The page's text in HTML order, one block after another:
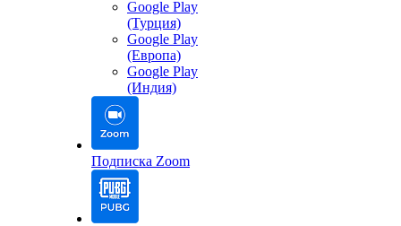
Google Play
(Турция)
Google Play
(Европа)
Google Play
(Индия)
Подписка Zoom